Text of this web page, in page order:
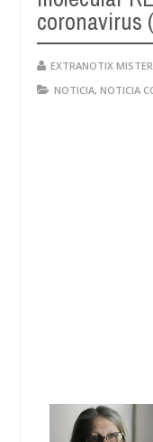
coronavirus
EXTRANOTIX
NOTICIA, NOTICIA